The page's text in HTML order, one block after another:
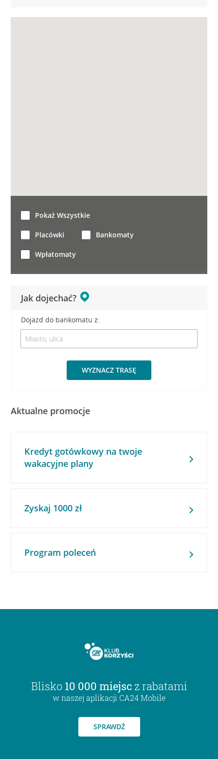
Jak dojechać?
Dojazd do bankomatu z:
WYZNACZ TRASĘ
Pokaż Wszystkie
Placówki Bankomaty
Wpłatomaty
Aktualne promocje
Kredyt gotówkowy na twoje
wakacyjne plany
Zyskaj 1000 zł
Program poleceń
Blisko 10 000 miejsc z rabatami
w naszej aplikacji CA24 Mobile
SPRAWDŹ